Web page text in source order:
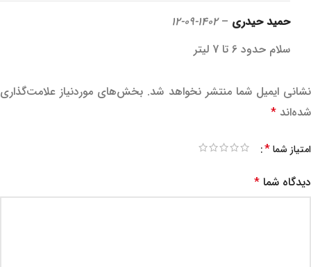
حمید حیدری –
1402-09-12
سلام حدود 6 تا 7 لیتر
نشانی ایمیل شما منتشر نخواهد شد. بخش‌های موردنیاز علامت‌گذاری
شده‌اند *
امتیاز شما*
دیدگاه شما *